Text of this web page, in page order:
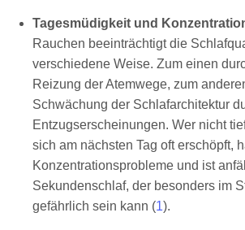
Tagesmüdigkeit und
Rauchen beeinträchtigt die
verschiedene Weise. Zum einen
Reizung der Atemwege, zum
Schwächung der Schlafarchitektur
Entzugserscheinungen. Wer nicht
sich am nächsten Tag oft erschöpft,
Konzentrationsprobleme und ist
Sekundenschlaf, der besonders im
gefährlich sein kann (1).